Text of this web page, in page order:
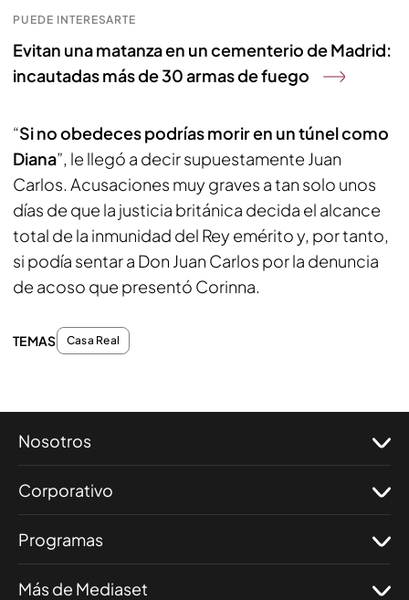
PUEDE INTERESARTE
Evitan una matanza en un cementerio de Madrid:
incautadas más de 30 armas de fuego
“Si no obedeces podrías morir en un túnel como
Diana”, le llegó a decir supuestamente Juan
Carlos. Acusaciones muy graves a tan solo unos
días de que la justicia británica decida el alcance
total de la inmunidad del Rey emérito y, por tanto,
si podía sentar a Don Juan Carlos por la denuncia
de acoso que presentó Corinna.
TEMAS Casa Real
Nosotros
Corporativo
Programas
Más de Mediaset